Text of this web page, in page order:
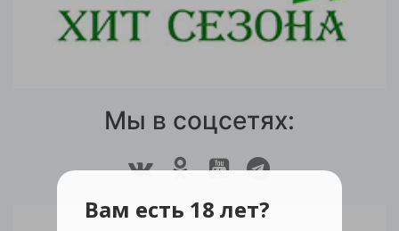
Вам есть 18 лет?
Мы в соцсетях: